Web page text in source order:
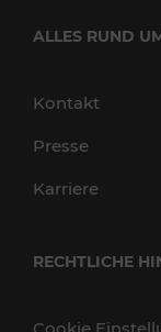
ALLES RUND
Kontakt
Presse
Karriere
RECHTLICHE